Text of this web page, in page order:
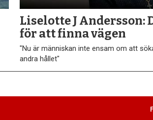
Liselotte J Andersson:
för att finna vägen
"Nu är människan inte ensam om att
andra hållet"